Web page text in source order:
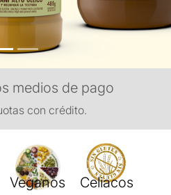
medios de pago
con crédito.
Veganos Celiacos